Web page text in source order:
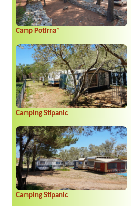
Camp Potirna*
Camping Stipanic
Camping Stipanic